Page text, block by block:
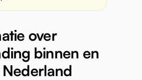
over
binnen en